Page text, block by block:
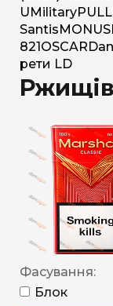
U MilitaryPULL
Santis MONUS
821 OSCAR
рети LD
Ржищів
Фасування:
Блок